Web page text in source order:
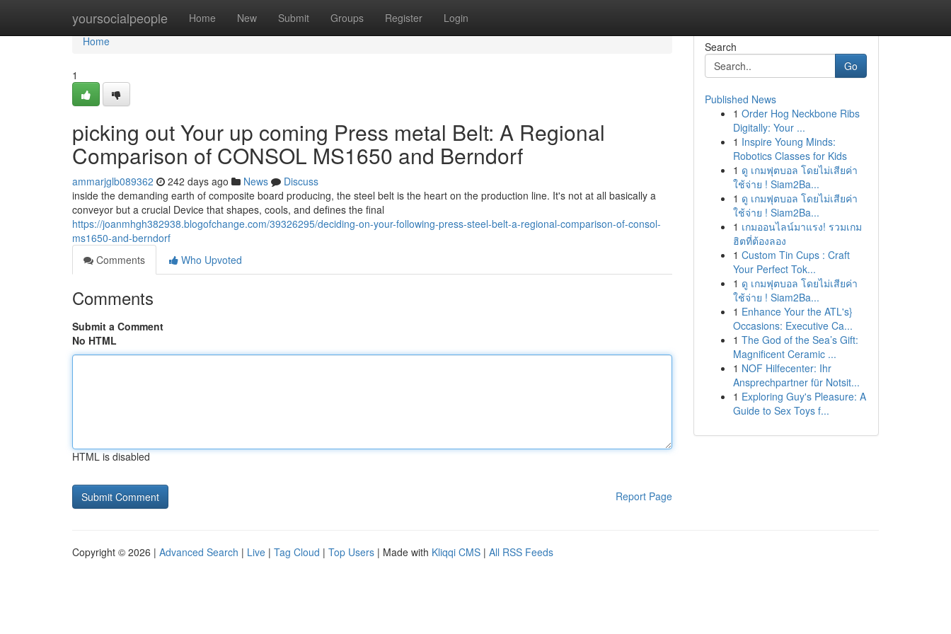
yoursocialpeople Home New Submit Groups Register Login
Home
Home
1
picking out Your up coming Press metal Belt: A Regional
Comparison of CONSOL MS1650 and Berndorf
ammarjglb089362 242 days ago News
Discuss
inside the demanding earth of composite board producing, the steel belt is the heart on the production line. It's not at all basically a
conveyor but a crucial Device that shapes, cools, and defines the final
https://joanmhgh382938.blogofchange.com/39326295/deciding-on-your-following-press-steel-belt-a-regional-comparison-of-consol-
ms1650-and-berndorf
Comments
Who Upvoted
Comments
Submit a Comment
No HTML
HTML is disabled
Report Page
Search
Go
Published News
1 Order Hog Neckbone Ribs
Digitally: Your ...
1 Inspire Young Minds:
Robotics Classes for Kids
1 ดู เกมฟุตบอล โดยไม่เสียค่า
ใช้จ่าย ! Siam2Ba...
1 ดู เกมฟุตบอล โดยไม่เสียค่า
ใช้จ่าย ! Siam2Ba...
1 เกมออนไลน์มาแรง! รวมเกม
ฮิตที่ต้องลอง
1 Custom Tin Cups : Craft
Your Perfect Tok...
1 ดู เกมฟุตบอล โดยไม่เสียค่า
ใช้จ่าย ! Siam2Ba...
1 Enhance Your the ATL's}
Occasions: Executive Ca...
1 The God of the Sea’s Gift:
Magnificent Ceramic ...
1 NOF Hilfecenter: Ihr
Ansprechpartner für Notsit...
1 Exploring Guy's Pleasure: A
Guide to Sex Toys f...
Copyright © 2026 | Advanced Search | Live | Tag Cloud | Top Users | Made with Kliqqi CMS | All RSS Feeds